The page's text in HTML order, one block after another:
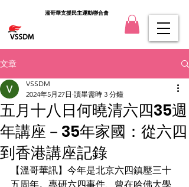
溫哥華支援民主運動聯合會
文章
五月十八日何曉清六四35週
年講座－35年家國：從六四
到香港講座記錄
VSSDM
2024年5月27日 讀畢需時 3 分鐘
【溫哥華訊】今年是北京六四鎮壓三十
五周年。專研六四事件、曾在哈佛大學